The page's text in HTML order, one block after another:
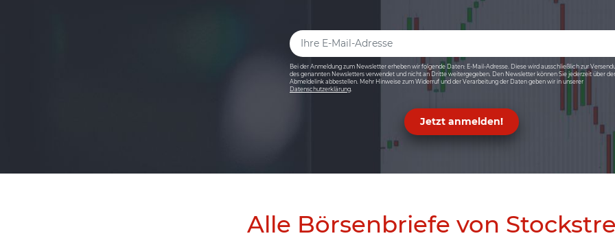
Bei der Anmeldung zum Newsletter erheben wir folgende Daten: E-Mail-Adresse. Diese wird ausschließlich zur
des genannten Newsletters verwendet und nicht an Dritte weitergegeben. Den Newsletter können Sie jederzeit über
Abmeldelink abbestellen. Mehr Hinweise zum Widerruf und der Verarbeitung der Daten geben wir in unserer
Datenschutzerklärung
Jetzt anmelden!
Alle Börsenbriefe von